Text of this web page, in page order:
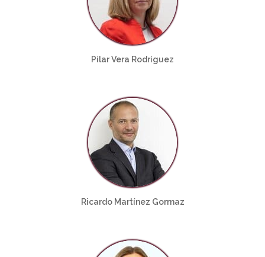
Pilar Vera Rodríguez
Ricardo Martínez Gormaz